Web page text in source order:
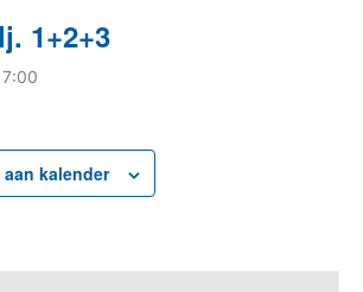
1+2+3
kalender